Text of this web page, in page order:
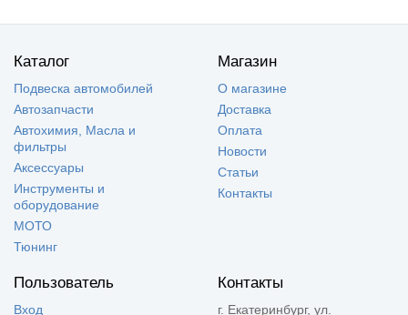
Каталог
Подвеска автомобилей
Автозапчасти
Автохимия, Масла и
фильтры
Аксессуары
Инструменты и
оборудование
МОТО
Тюнинг
Магазин
О магазине
Доставка
Оплата
Новости
Статьи
Контакты
Пользователь
Вход
Контакты
г. Екатеринбург, ул.